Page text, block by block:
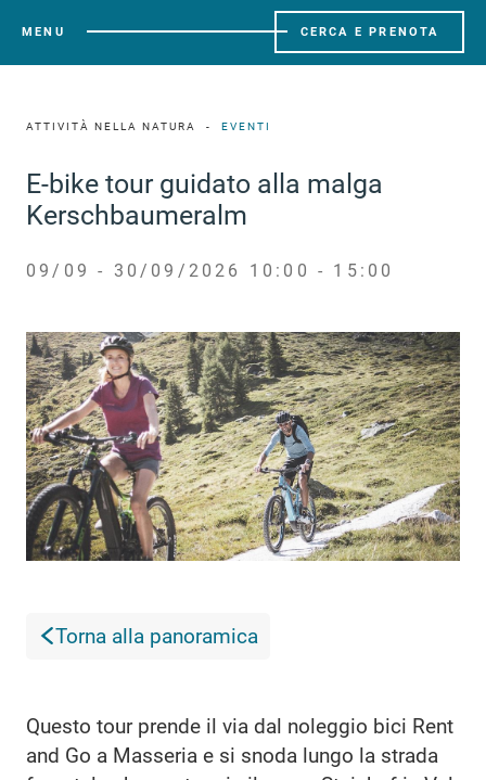
MENU CERCA E PRENOTA
ATTIVITÀ NELLA NATURA EVENTI
E-bike tour guidato alla malga
Kerschbaumeralm
09/09 - 30/09/2026 10:00 - 15:00
Torna alla panoramica
Questo tour prende il via dal noleggio bici Rent
and Go a Masseria e si snoda lungo la strada